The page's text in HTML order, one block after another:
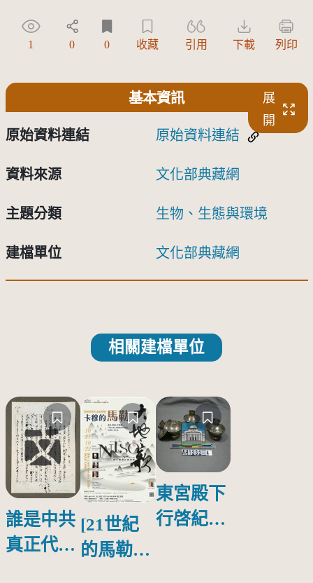
1 0 0 收藏 引用 下載 列印
基本資訊
展
開
原始資料連結 原始資料連結
資料來源 文化部典藏網
主題分類 生物、生態與環境
建檔單位 文化部典藏網
相關建檔單位
誰是中共
真正代言
[21世紀
的馬勒、
東宮殿下
行啓紀念